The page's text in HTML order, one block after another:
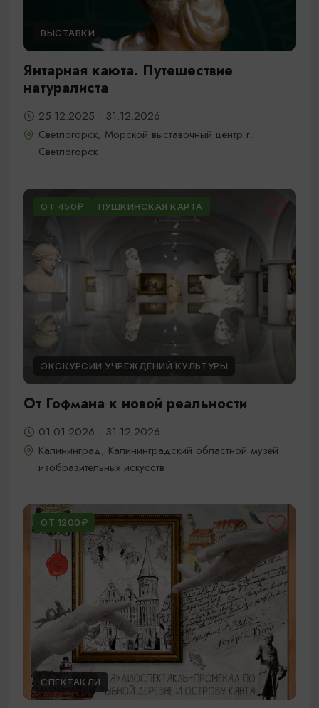
ВЫСТАВКИ
Янтарная каюта. Путешествие
натуралиста
25.12.2025 - 31.12.2026
Светлогорск, Морской выставочный центр г.
Светлогорск
ОТ 450₽ ПУШКИНСКАЯ КАРТА
ЭКСКУРСИИ УЧРЕЖДЕНИЙ КУЛЬТУРЫ
От Гофмана к новой реальности
01.01.2026 - 31.12.2026
Калининград, Калининградский областной музей
изобразительных искусств
ОТ 1200₽
СПЕКТАКЛИ